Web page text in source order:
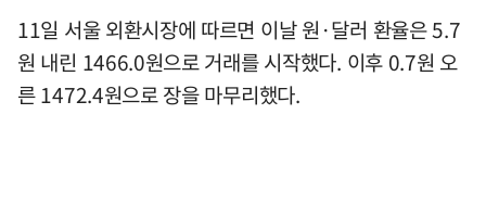
11일 서울 외환시장에 따르면 이날 원·달러 환율은 5.7
원 내린 1466.0원으로 거래를 시작했다. 이후 0.7원 오
른 1472.4원으로 장을 마무리했다.